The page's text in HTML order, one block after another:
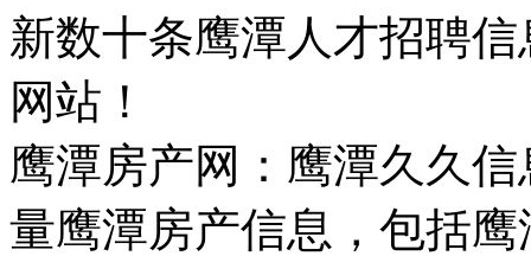
新数十条鹰潭人才招聘
网站！
鹰潭房产网：鹰潭久久
量鹰潭房产信息，包括